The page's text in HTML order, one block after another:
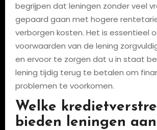
begrijpen dat leningen zonder veel
gepaard gaan met hogere
verborgen kosten. Het is essentieel
voorwaarden van de lening
en ervoor te zorgen dat u in staat
lening tijdig terug te betalen om
problemen te voorkomen.
Welke
bieden leningen